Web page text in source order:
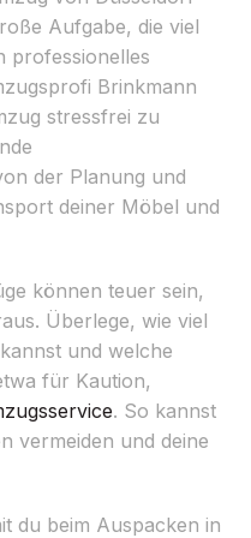
Aufgabe, die viel
professionelles
Brinkmann
stressfrei zu
der Planung und
deiner Möbel und
können teuer sein,
Überlege, wie viel
und welche
für Kaution,
. So kannst
vermeiden und deine
du beim Auspacken in